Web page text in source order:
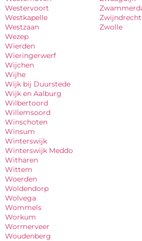
Westervoort
Westkapelle
Westzaan
Wezep
Wierden
Wieringerwerf
Wijchen
Wijhe
Wijk bij Duurstede
Wijk en Aalburg
Wilbertoord
Willemsoord
Winschoten
Winsum
Winterswijk
Winterswijk Meddo
Witharen
Wittem
Woerden
Woldendorp
Wolvega
Wommels
Workum
Wormerveer
Woudenberg
Zwijndrecht
Zwolle